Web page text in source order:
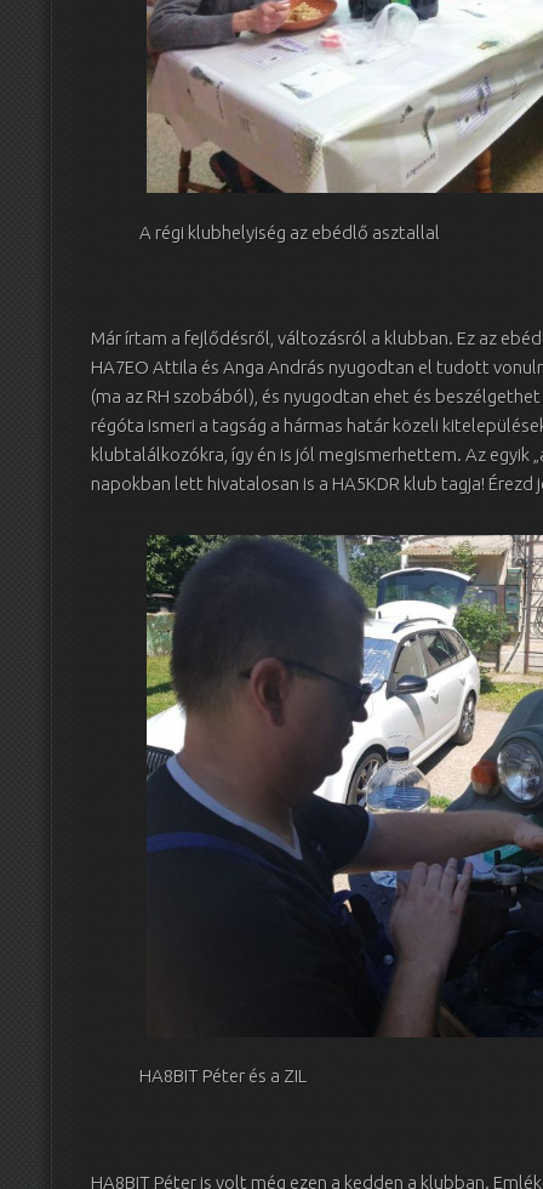
A régi klubhelyiség az ebédlő asztallal
Már írtam a fejlődésről, változásról a klubban. Ez az
HA7EO Attila és Anga András nyugodtan el tudott
(ma az RH szobából), és nyugodtan ehet és
régóta ismeri a tagság a hármas határ közeli
klubtalálkozókra, így én is jól megismerhettem. Az egyik
napokban lett hivatalosan is a HA5KDR klub tagja! Érezd
HA8BIT Péter és a ZIL
HA8BIT Péter is volt még ezen a kedden a klubban.